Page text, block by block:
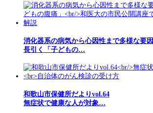
消化器系の病気から心因性まで多様な要因
長引く「子どもの…
和歌山市保健所だよりvol.64
無症状で健康な人が対象…